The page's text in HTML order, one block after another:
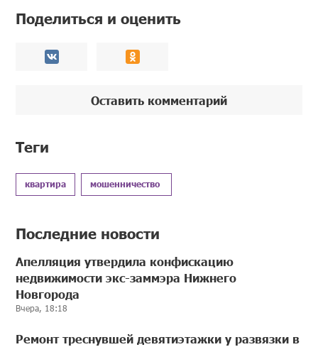
Поделиться и оценить
Оставить комментарий
Теги
квартира мошенничество
Последние новости
Апелляция утвердила конфискацию
недвижимости экс-заммэра Нижнего
Новгорода
Вчера, 18:18
Ремонт треснувшей девятиэтажки у развязки в